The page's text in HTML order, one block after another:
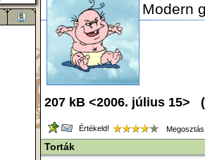
Modern
207 kB <2006. július 15> (
Értékeld!
Torták